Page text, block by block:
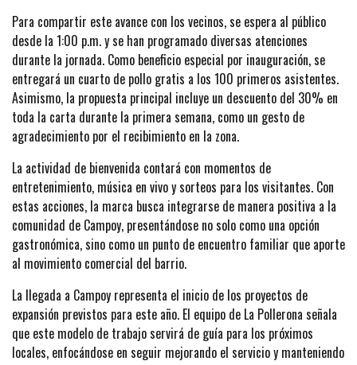
Para compartir este avance con los vecinos, se espera al público
desde la 1:00 p.m. y se han programado diversas atenciones
durante la jornada. Como beneficio especial por inauguración, se
entregará un cuarto de pollo gratis a los 100 primeros asistentes.
Asimismo, la propuesta principal incluye un descuento del 30% en
toda la carta durante la primera semana, como un gesto de
agradecimiento por el recibimiento en la zona.
La actividad de bienvenida contará con momentos de
entretenimiento, música en vivo y sorteos para los visitantes. Con
estas acciones, la marca busca integrarse de manera positiva a la
comunidad de Campoy, presentándose no solo como una opción
gastronómica, sino como un punto de encuentro familiar que aporte
al movimiento comercial del barrio.
La llegada a Campoy representa el inicio de los proyectos de
expansión previstos para este año. El equipo de La Pollerona señala
que este modelo de trabajo servirá de guía para los próximos
locales, enfocándose en seguir mejorando el servicio y manteniendo